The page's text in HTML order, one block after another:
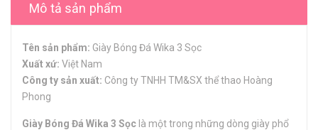
Mô tả sản phẩm
Tên sản phẩm: Giày Bóng Đá Wika 3 Sọc
Xuất xứ: Việt Nam
Công ty sản xuất: Công ty TNHH TM&SX thể thao Hoàng
Phong
Giày Bóng Đá Wika 3 Sọc là một trong những dòng giày phổ